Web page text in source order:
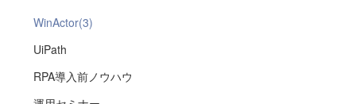
WinActor(3)
UiPath
RPA導入前ノウハウ